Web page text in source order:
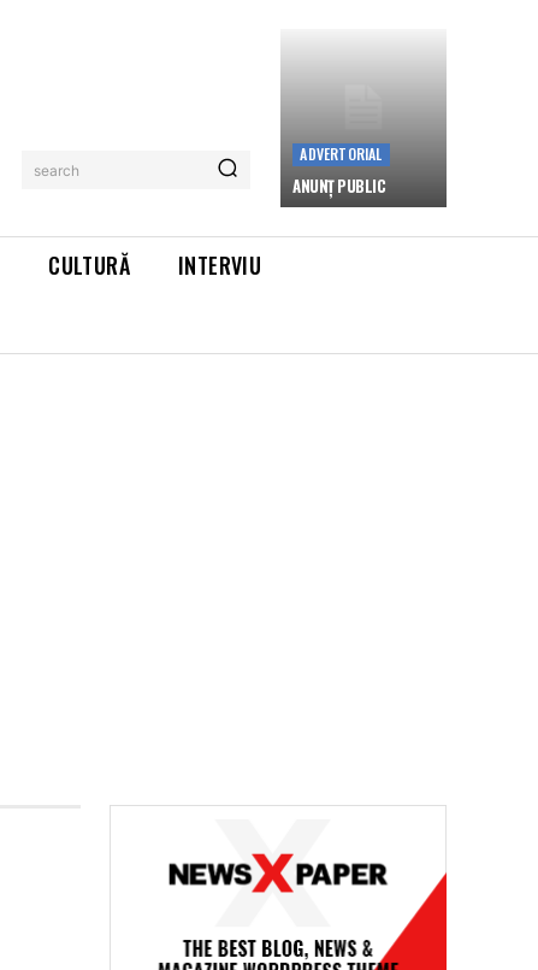
search
ADVERTORIAL
ANUNȚ PUBLIC
CULTURĂ
INTERVIU